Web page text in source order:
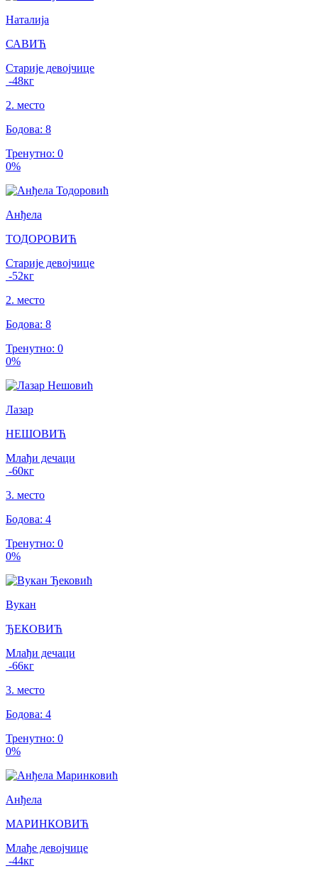
Наталија
САВИЋ
Старије девојчице
-48кг
2. место
Бодова: 8
Тренутно: 0
0%
Анђела
ТОДОРОВИЋ
Старије девојчице
-52кг
2. место
Бодова: 8
Тренутно: 0
0%
Лазар
НЕШОВИЋ
Млађи дечаци
-60кг
3. место
Бодова: 4
Тренутно: 0
0%
Вукан
ЂЕКОВИЋ
Млађи дечаци
-66кг
3. место
Бодова: 4
Тренутно: 0
0%
Анђела
МАРИНКОВИЋ
Млађе девојчице
-44кг